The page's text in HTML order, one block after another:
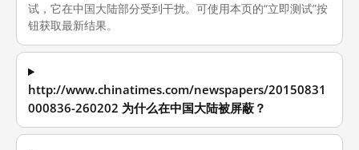
试，它在中国大陆部分受到干扰。可使用本页的“立即测试”按
钮获取最新结果。
http://www.chinatimes.com/newspapers/20150831
000836-260202 为什么在中国大陆被屏蔽？